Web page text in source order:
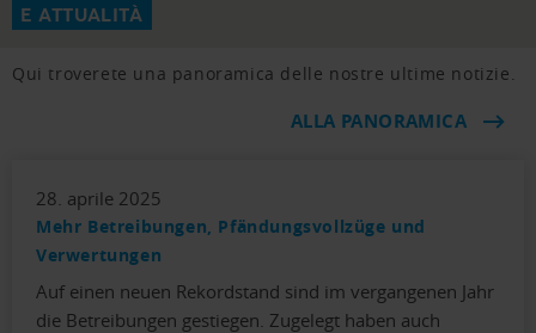
E ATTUALITÀ
Qui troverete una panoramica delle nostre ultime notizie.
ALLA PANORAMICA
28. aprile 2025
Mehr Betreibungen, Pfändungsvollzüge und
Verwertungen
Auf einen neuen Rekordstand sind im vergangenen Jahr
die Betreibungen gestiegen. Zugelegt haben auch